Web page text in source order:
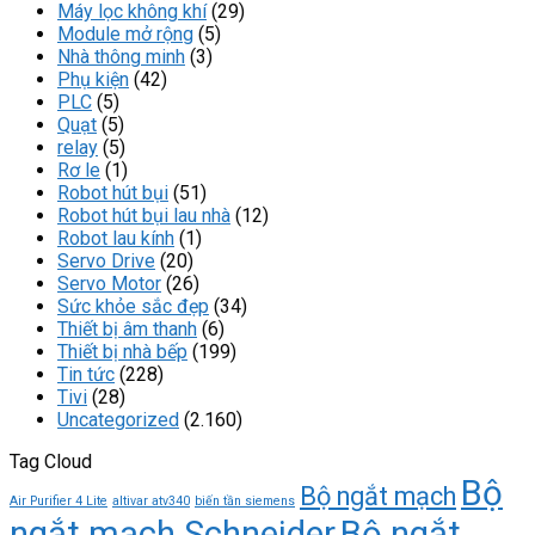
Máy lọc không khí(29)
Module mở rộng (5)
Nhà thông minh (3)
Phụ kiện (42)
PLC (5)
Quạt (5)
relay (5)
Rơ le (1)
Robot hút bụi (51)
Robot hút bụi lau nhà (12)
Robot lau kính (1)
Servo Drive (20)
Servo Motor (26)
Sức khỏe sắc đẹp (34)
Thiết bị âm thanh (6)
Thiết bị nhà bếp (199)
Tin tức (228)
Tivi (28)
Uncategorized (2.160)
Tag Cloud
Air Purifier 4 Lite altivar atv340 biến tần siemens Bộ ngắt mạch Bộ